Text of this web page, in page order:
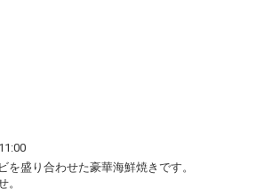
盛り合わせた豪華海鮮焼きです。
。